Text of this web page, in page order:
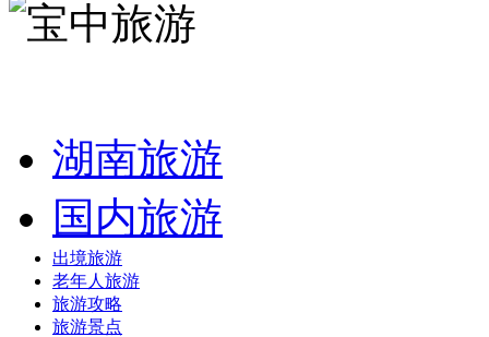
湖南旅游
国内旅游
出境旅游
老年人旅游
旅游攻略
旅游景点